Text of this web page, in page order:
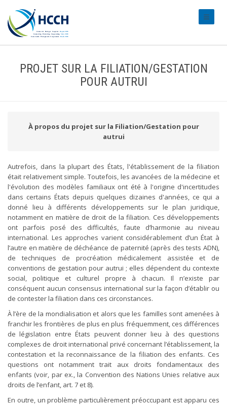
PROJET SUR LA FILIATION/GESTATION
POUR AUTRUI
À propos du projet sur la Filiation/Gestation pour
autrui
Autrefois, dans la plupart des États, l'établissement de la filiation
était relativement simple. Toutefois, les avancées de la médecine et
l'évolution des modèles familiaux ont été à l'origine d'incertitudes
dans certains États depuis quelques dizaines d'années, ce qui a
donné lieu à différents développements sur le plan juridique,
notamment en matière de droit de la filiation. Ces développements
ont parfois posé des difficultés, faute d’harmonie au niveau
international. Les approches varient considérablement d’un État à
l’autre en matière de déchéance de paternité (après des tests ADN),
de techniques de procréation médicalement assistée et de
conventions de gestation pour autrui ; elles dépendent du contexte
social, politique et culturel propre à chacun. Il n’existe par
conséquent aucun consensus international sur la façon d’établir ou
de contester la filiation dans ces circonstances.
À l’ère de la mondialisation et alors que les familles sont amenées à
franchir les frontières de plus en plus fréquemment, ces différences
de législation entre États peuvent donner lieu à des questions
complexes de droit international privé concernant l’établissement, la
contestation et la reconnaissance de la filiation des enfants. Ces
questions ont notamment trait aux droits fondamentaux des
enfants (voir, par ex., la Convention des Nations Unies relative aux
droits de l’enfant, art. 7 et 8).
En outre, un problème particulièrement préoccupant est apparu ces